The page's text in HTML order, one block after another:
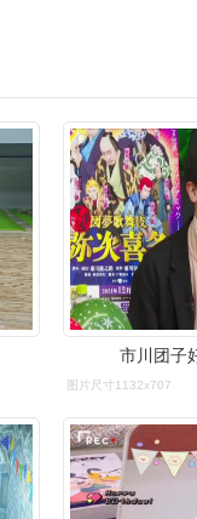
市川团子
图片尺寸1132x707